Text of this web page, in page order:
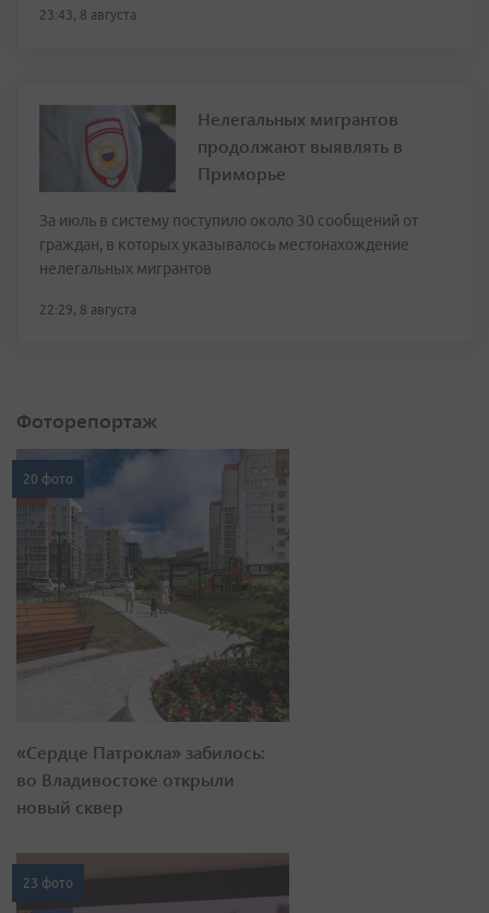
23:43, 8 августа
Нелегальных мигрантов
продолжают выявлять в
Приморье
За июль в систему поступило около 30 сообщений от
граждан, в которых указывалось местонахождение
нелегальных мигрантов
22:29, 8 августа
Фоторепортаж
20 фото
«Сердце Патрокла» забилось:
во Владивостоке открыли
новый сквер
23 фото